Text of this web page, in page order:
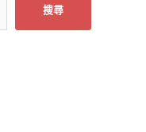
搜尋